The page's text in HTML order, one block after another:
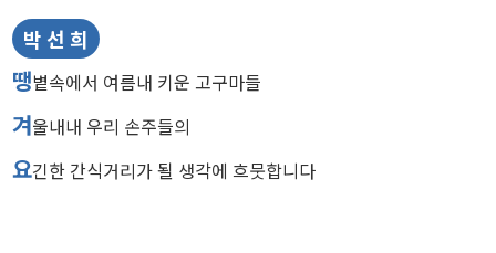
박 선 희
땡볕속에서 여름내 키운 고구마들
겨울내내 우리 손주들의
요긴한 간식거리가 될 생각에 흐뭇합니다